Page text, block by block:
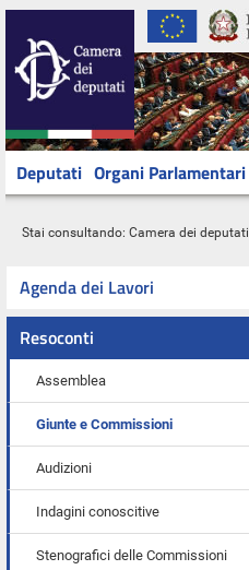
Deputati Organi Parlamentari
Stai consultando: Camera dei deputati
Agenda dei Lavori
Resoconti
Assemblea
Giunte e Commissioni
Audizioni
Indagini conoscitive
Stenografici delle Commissioni